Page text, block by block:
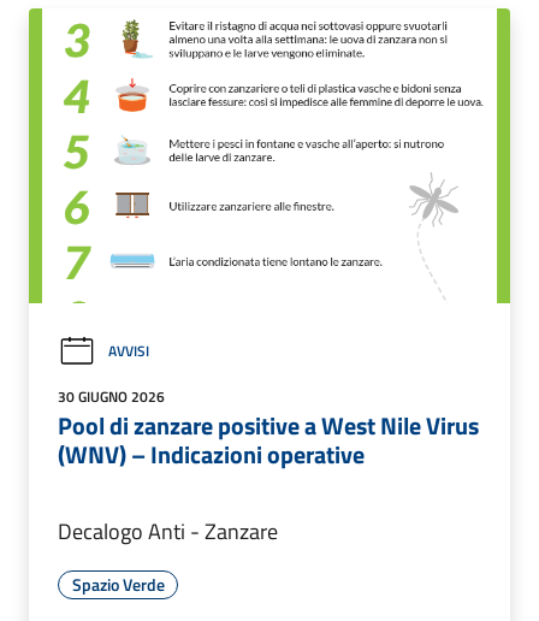
AVVISI
30 GIUGNO 2026
Pool di zanzare positive a West Nile Virus
(WNV) – Indicazioni operative
Decalogo Anti - Zanzare
Spazio Verde